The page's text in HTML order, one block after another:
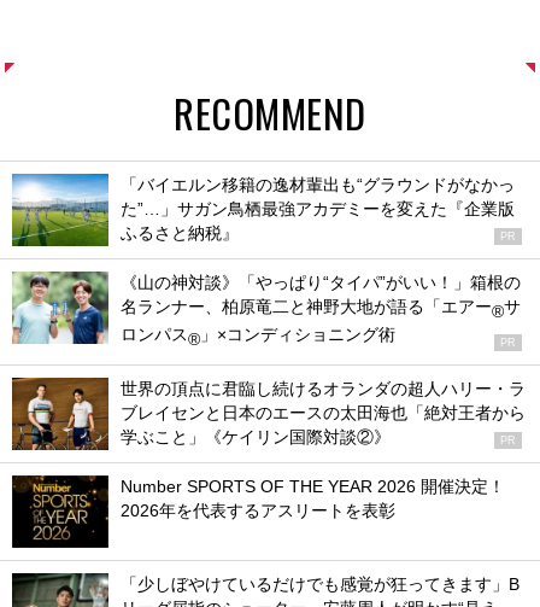
RECOMMEND
「バイエルン移籍の逸材輩出も“グラウンドがなかっ
た”…」サガン鳥栖最強アカデミーを変えた『企業版
ふるさと納税』
PR
《山の神対談》「やっぱり“タイパ”がいい！」箱根の
名ランナー、柏原竜二と神野大地が語る「エアー®サ
ロンパス® 」×コンディショニング術 PR
世界の頂点に君臨し続けるオランダの超人ハリー・ラ
ブレイセンと日本のエースの太田海也「絶対王者から
学ぶこと」《ケイリン国際対談②》
PR
Number SPORTS OF THE YEAR 2026 開催決定！
2026年を代表するアスリートを表彰
「少しぼやけているだけでも感覚が狂ってきます」B